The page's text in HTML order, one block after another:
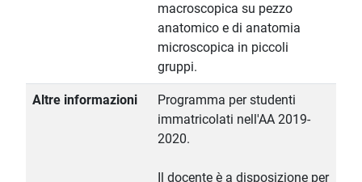
macroscopica su pezzo
anatomico e di anatomia
microscopica in piccoli
gruppi.
Altre informazioni
Programma per studenti
immatricolati nell'AA 2019-
2020.
Il docente è a disposizione per